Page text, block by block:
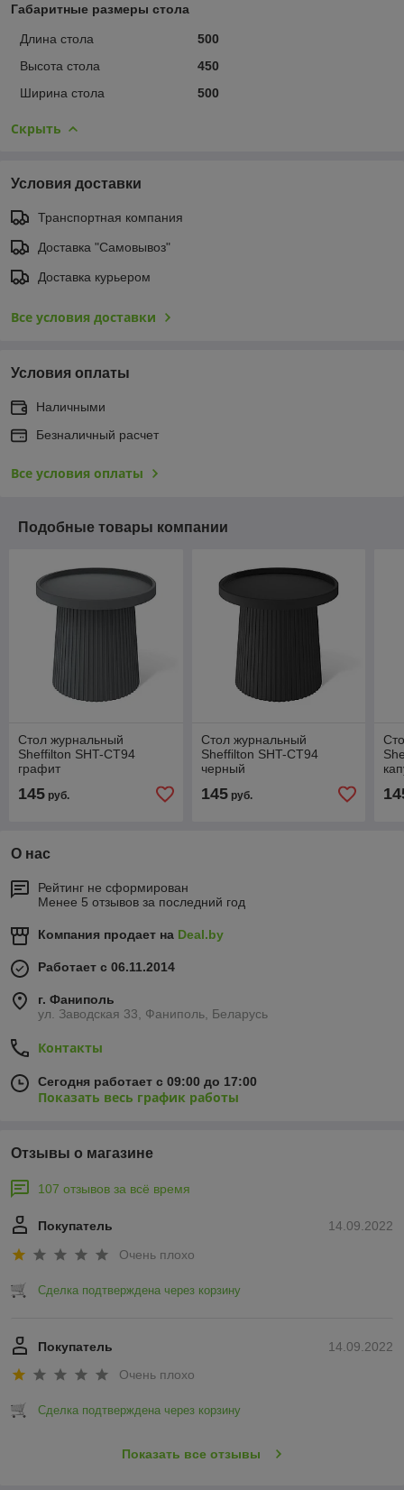
Габаритные размеры стола
Длина стола
500
Высота стола
450
Ширина стола
500
Скрыть
Условия доставки
Транспортная компания
Доставка "Самовывоз"
Доставка курьером
Все условия доставки
Условия оплаты
Наличными
Безналичный расчет
Все условия оплаты
Подобные товары компании
Стол журнальный
Sheffilton SHT-CT94
графит
145 руб.
Стол журнальный
Sheffilton SHT-CT94
черный
145руб.
О нас
Рейтинг не сформирован
Менее 5 отзывов за последний год
Компания продает на Deal.by
Работает с 06.11.2014
г. Фаниполь
ул. Заводская 33, Фаниполь, Беларусь
Контакты
Сегодня работает с 09:00 до 17:00
Показать весь график работы
Отзывы о магазине
107 отзывов за всё время
14.09.2022
Покупатель
Очень плохо
Сделка подтверждена через корзину
14.09.2022
Покупатель
Очень плохо
Сделка подтверждена через корзину
Показать все отзывы